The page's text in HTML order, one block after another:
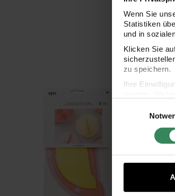
Wenn Sie
Statistiken
und in
Klicken Sie
zu speichern.
Ihre
Impressum
Wabenpapier Bälle